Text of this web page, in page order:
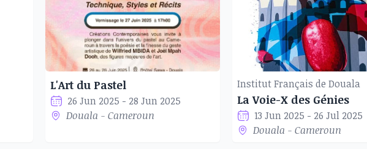
L'Art du Pastel
26 Jun 2025 - 28 Jun 2025
Douala - Cameroun
Institut Français de Douala
La Voie-X des Génies
13 Jun 2025 - 26 Jul 2025
Douala - Cameroun